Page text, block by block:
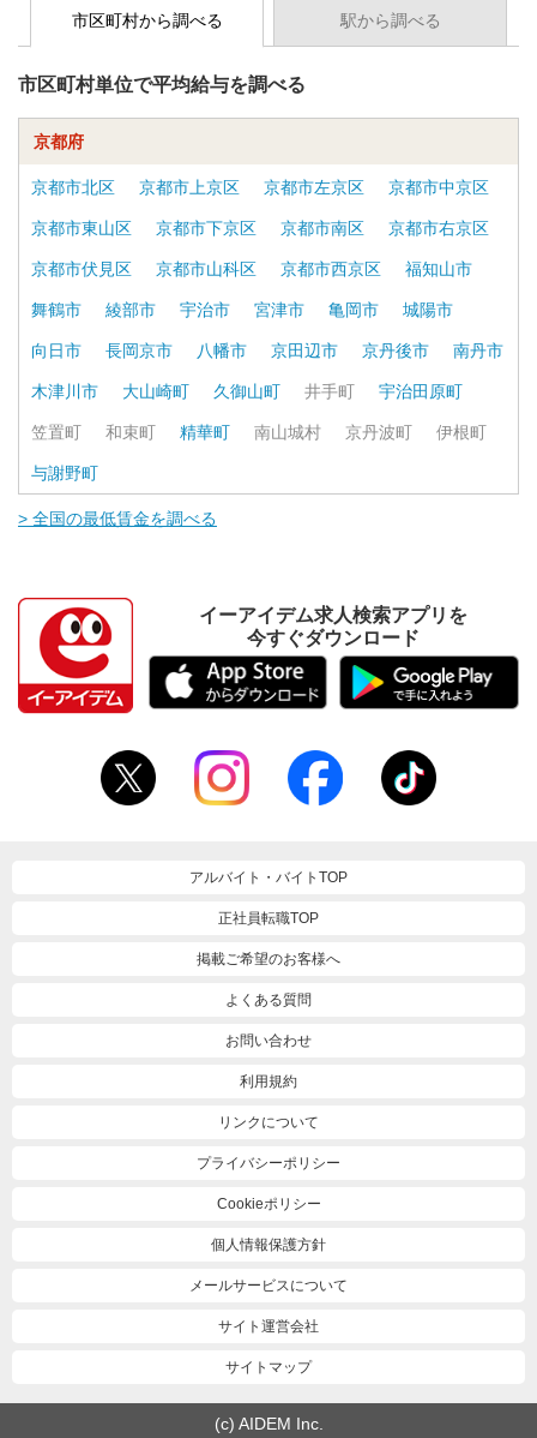
市区町村から調べる 駅から調べる
市区町村単位で平均給与を調べる
京都府
京都市北区 京都市上京区 京都市左京区 京都市中京区
京都市東山区 京都市下京区 京都市南区 京都市右京区
京都市伏見区 京都市山科区 京都市西京区 福知山市
舞鶴市 綾部市 宇治市 宮津市 亀岡市 城陽市
向日市 長岡京市 八幡市 京田辺市 京丹後市 南丹市
木津川市 大山崎町 久御山町 井手町 宇治田原町
笠置町 和束町 精華町 南山城村 京丹波町 伊根町
与謝野町
> 全国の最低賃金を調べる
イーアイデム求人検索アプリを
今すぐダウンロード
アルバイト・バイトTOP
正社員転職TOP
掲載ご希望のお客様へ
よくある質問
お問い合わせ
利用規約
リンクについて
プライバシーポリシー
Cookieポリシー
個人情報保護方針
メールサービスについて
サイト運営会社
サイトマップ
(c) AIDEM Inc.